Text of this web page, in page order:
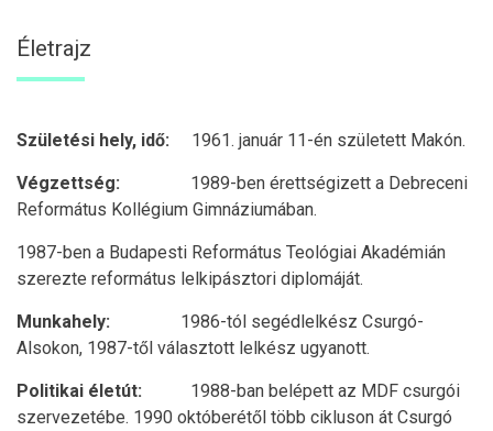
Életrajz
Születési hely, idő: 1961. január 11-én született Makón.
Végzettség: 1989-ben érettségizett a Debreceni
Református Kollégium Gimnáziumában.
1987-ben a Budapesti Református Teológiai Akadémián
szerezte református lelkipásztori diplomáját.
Munkahely: 1986-tól segédlelkész Csurgó-
Alsokon, 1987-től választott lelkész ugyanott.
Politikai életút: 1988-ban belépett az MDF csurgói
szervezetébe. 1990 októberétől több cikluson át Csurgó